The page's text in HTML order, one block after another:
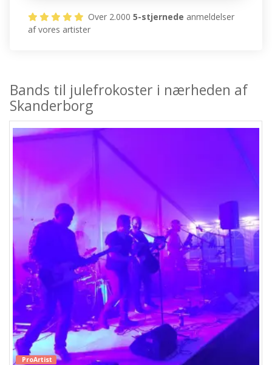
Over 2.0005-stjernede anmeldelser
af vores artister
Bands til julefrokoster i nærheden af
Skanderborg
ProArtist